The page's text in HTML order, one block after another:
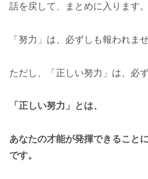
話を戻して、まとめに入ります。
「努力」は、必ずしも報われませ
ただし、「正しい努力」は、必
「正しい努力」とは、
あなたの才能が発揮できること
です。